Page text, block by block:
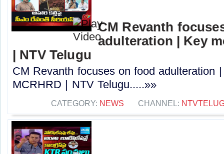
CM Revanth
adulteration | Key
| NTV Telugu
CM Revanth focuses on food adulteration
MCRHRD | NTV Telugu.....»»
CATEGORY: NEWS CHANNEL: